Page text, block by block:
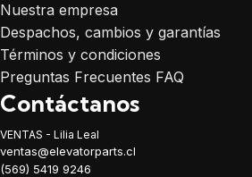
Nuestra empresa
Despachos, cambios y garantías
Términos y condiciones
Preguntas Frecuentes FAQ
Contáctanos
VENTAS - Lilia Leal
ventas@elevatorparts.cl
(569) 5419 9246